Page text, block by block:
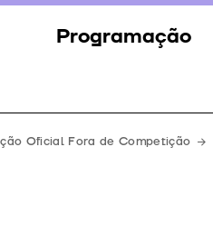
Programação
Eventos
Oficial Fora de Competição